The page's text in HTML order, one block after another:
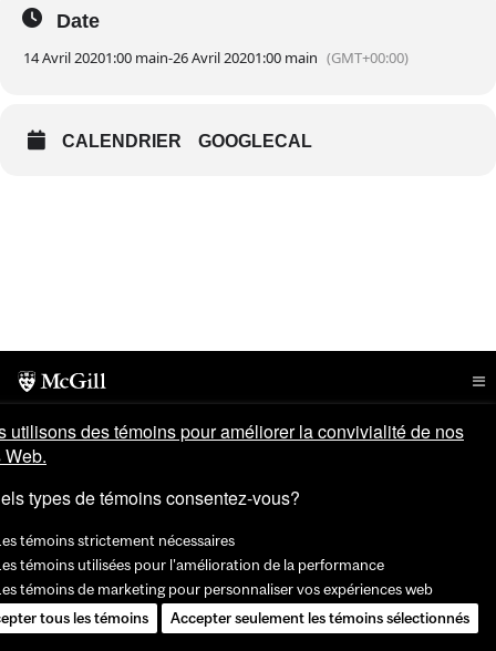
Date
14 Avril 20201:00 main-26 Avril 20201:00 main (GMT+00:00)
CALENDRIER GOOGLECAL
utilisons des témoins pour améliorer la convivialité de nos
types de témoins consentez-vous?
témoins strictement nécessaires
témoins utilisées pour l'amélioration de la performance
témoins de marketing pour personnaliser vos expériences web
tous les témoins
Accepter seulement les témoins sélectionnés